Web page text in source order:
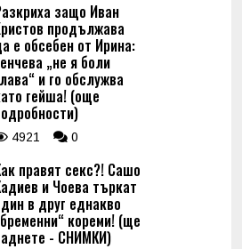
защо Иван
продължава
е обсебен от Ирина:
„не я боли
и го обслужва
гейша! (още
4921 0
правят секс?! Сашо
и Чоева търкат
в друг еднакво
кореми! (ще
- СНИМКИ)